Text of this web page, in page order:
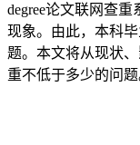
degree论文联网查
现象。由此，本科
题。本文将从现状
重不低于多少的问题